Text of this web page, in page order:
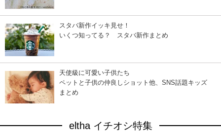
スタバ新作イッキ見せ！
いくつ知ってる？ スタバ新作まとめ
天使級に可愛い子供たち
ペットと子供の仲良しショット他、SNS話題キッズ
まとめ
eltha イチオシ特集